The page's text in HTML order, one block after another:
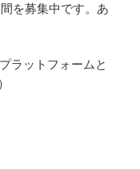
を募集中です。あ
ラットフォームと